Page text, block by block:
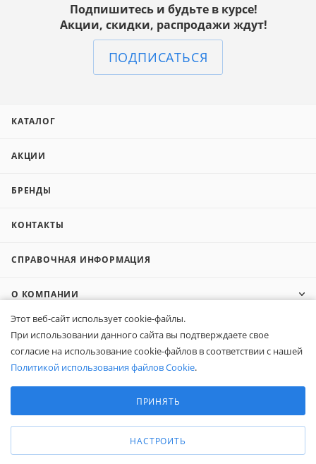
Подпишитесь и будьте в курсе!
Акции, скидки, распродажи ждут!
ПОДПИСАТЬСЯ
КАТАЛОГ
АКЦИИ
БРЕНДЫ
КОНТАКТЫ
СПРАВОЧНАЯ ИНФОРМАЦИЯ
О КОМПАНИИ
ПОКУПАТЕЛЯМ
8 (800) 600-95-10 ЗАКАЗАТЬ ЗВОНОК
zakaz@belapex.ru
Этот веб-сайт использует cookie-файлы.
При использовании данного сайта вы подтверждаете свое
согласие на использование cookie-файлов в соответствии с нашей
Политикой использования файлов Cookie.
Аналитические/Функциональные
ПРИНЯТЬ
НАСТРОИТЬ